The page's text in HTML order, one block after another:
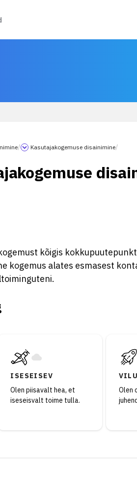
/ Kasutajakogemuse disainimine/
kõigis
kogemus alates esmasest
ISESEISEV
Olen piisavalt hea, et
iseseisvalt toime tulla.
Olen